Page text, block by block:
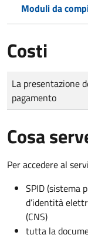
Moduli da
Costi
Tipo di pagamento
Importo
La presentazione
pagamento
Cosa
Per accedere al
SPID (sistema
d’identità
(CNS)
tutta la